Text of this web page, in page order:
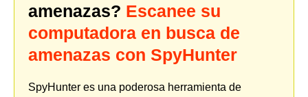
amenazas? Escanee su
computadora en busca de
amenazas con SpyHunter
SpyHunter es una poderosa herramienta de